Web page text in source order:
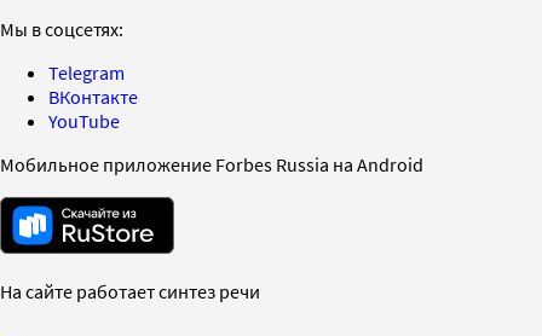
Мы в соцсетях:
Telegram
ВКонтакте
YouTube
Мобильное приложение Forbes Russia на Android
На сайте работает синтез речи